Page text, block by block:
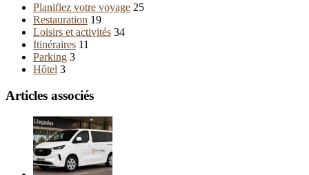
Planifiez votre voyage 25
Restauration 19
Loisirs et activités 34
Itinéraires 11
Parking 3
Hôtel 3
Articles associés